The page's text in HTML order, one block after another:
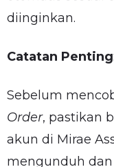
diinginkan.
Catatan Penting:
Sebelum
Order, pastikan
akun di Mirae
mengunduh dan